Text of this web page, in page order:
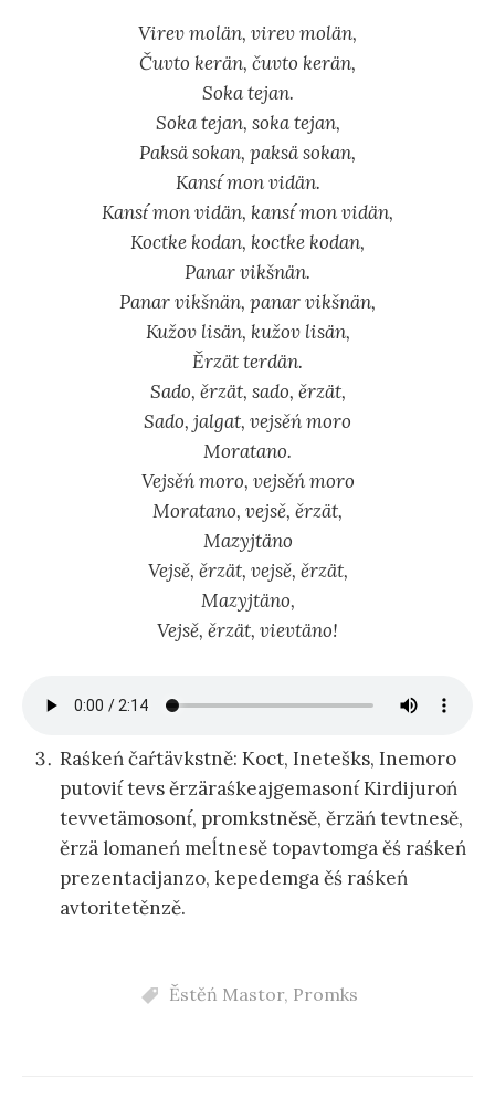
Virev molän, virev molän,
Čuvto kerän, čuvto kerän,
Soka tejan.
Soka tejan, soka tejan,
Paksä sokan, paksä sokan,
Kanst́ mon vidän.
Kanst́ mon vidän, kanst́ mon vidän,
Koctke kodan, koctke kodan,
Panar vikšnän.
Panar vikšnän, panar vikšnän,
Kužov lisän, kužov lisän,
Ěrzät terdän.
Sado, ěrzät, sado, ěrzät,
Sado, jalgat, vejsěń moro
Moratano.
Vejsěń moro, vejsěń moro
Moratano, vejsě, ěrzät,
Mazyjtäno
Vejsě, ěrzät, vejsě, ěrzät,
Mazyjtäno,
Vejsě, ěrzät, vievtäno!
Raśkeń čaŕtävkstně: Koct, Inetešks, Inemoro
putovit́ tevs ěrzäraśkeajgemasont́ Kirdijuroń
tevvetämosont́, promkstněsě, ěrzäń tevtnesě,
ěrzä lomaneń meĺtnesě topavtomga ěś raśkeń
prezentacijanzo, kepedemga ěś raśkeń
avtoritetěnzě.
Ěstěń Mastor, Promks